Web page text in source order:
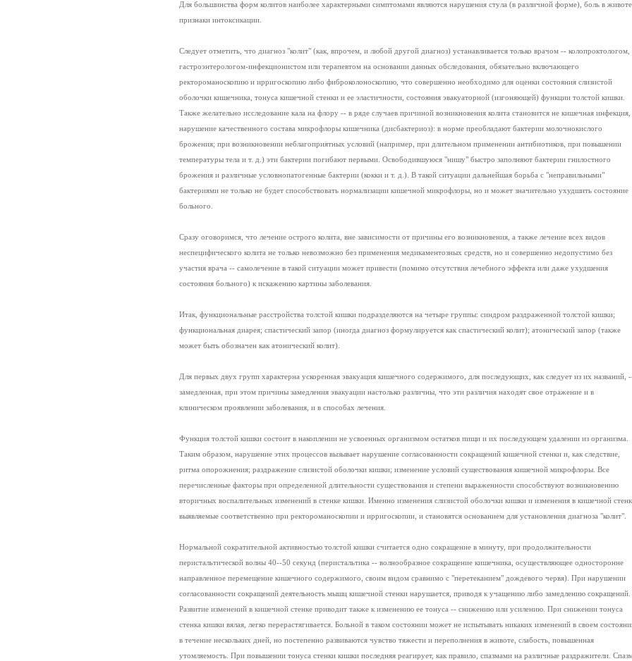
Для большинства форм колитов наиболее характерными симптомами являются нарушения стула (в различной форме), боль в
признаки интоксикации.
Следует отметить, что диагноз "колит" (как, впрочем, и любой другой диагноз) устанавливается только врачом -- колопроктологом,
гастроэнтерологом-инфекционистом или терапевтом на основании данных обследования, обязательно включающего
ректороманоскопию и ирригоскопию либо фиброколоноскопию, что совершенно необходимо для оценки состояния слизистой
оболочки кишечника, тонуса кишечной стенки и ее эластичности, состояния эвакуаторной (изгоняющей) функции толстой кишки.
Также желательно исследование кала на флору -- в ряде случаев причиной возникновения колита становится не кишечная инфекция,
нарушение качественного состава микрофлоры кишечника (дисбактериоз): в норме преобладают бактерии молочнокислого
брожения; при возникновении неблагоприятных условий (например, при длительном применении антибиотиков, при повышении
температуры тела и т. д.) эти бактерии погибают первыми. Освободившуюся "нишу" быстро заполняют бактерии гнилостного
брожения и различные условнопатогенные бактерии (кокки и т. д.). В такой ситуации дальнейшая борьба с "неправильными"
бактериями не только не будет способствовать нормализации кишечной микрофлоры, но и может значительно ухудшить состояние
больного.
Сразу оговоримся, что лечение острого колита, вне зависимости от причины его возникновения, а также лечение всех видов
неспецифического колита не только невозможно без применения медикаментозных средств, но и совершенно недопустимо без
участия врача -- самолечение в такой ситуации может привести (помимо отсутствия лечебного эффекта или даже ухудшения
состояния больного) к искажению картины заболевания.
Итак, функциональные расстройства толстой кишки подразделяются на четыре группы: синдром раздраженной толстой кишки;
функциональная диарея; спастический запор (иногда диагноз формулируется как спастический колит); атонический запор (также
может быть обозначен как атонический колит).
Для первых двух групп характерна ускоренная эвакуация кишечного содержимого, для последующих, как следует из их названий,
замедленная, при этом причины замедления эвакуации настолько различны, что эти различия находят свое отражение и в
клиническом проявлении заболевания, и в способах лечения.
Функция толстой кишки состоит в накоплении не усвоенных организмом остатков пищи и их последующем удалении из организма.
Таким образом, нарушение этих процессов вызывает нарушение согласованности сокращений кишечной стенки и, как следствие,
ритма опорожнения; раздражение слизистой оболочки кишки; изменение условий существования кишечной микрофлоры. Все
перечисленные факторы при определенной длительности существования и степени выраженности способствуют возникновению
вторичных воспалительных изменений в стенке кишки. Именно изменения слизистой оболочки кишки и изменения в кишечной
выявляемые соответственно при ректороманоскопии и ирригоскопии, и становятся основанием для установления диагноза "колит".
Нормальной сократительной активностью толстой кишки считается одно сокращение в минуту, при продолжительности
перистальтической волны 40--50 секунд (перистальтика -- волнообразное сокращение кишечника, осуществляющее односторонне
направленное перемещение кишечного содержимого, своим видом сравнимо с "перетеканием" дождевого червя). При нарушении
согласованности сокращений деятельность мышц кишечной стенки нарушается, приводя к учащению либо замедлению сокращений.
Развитие изменений в кишечной стенке приводит также к изменению ее тонуса -- снижению или усилению. При снижении тонуса
стенка кишки вялая, легко перерастягивается. Больной в таком состоянии может не испытывать никаких изменений в своем
в течение нескольких дней, но постепенно развиваются чувство тяжести и переполнения в животе, слабость, повышенная
утомляемость. При повышении тонуса стенки кишки последняя реагирует, как правило, спазмами на различные раздражители.